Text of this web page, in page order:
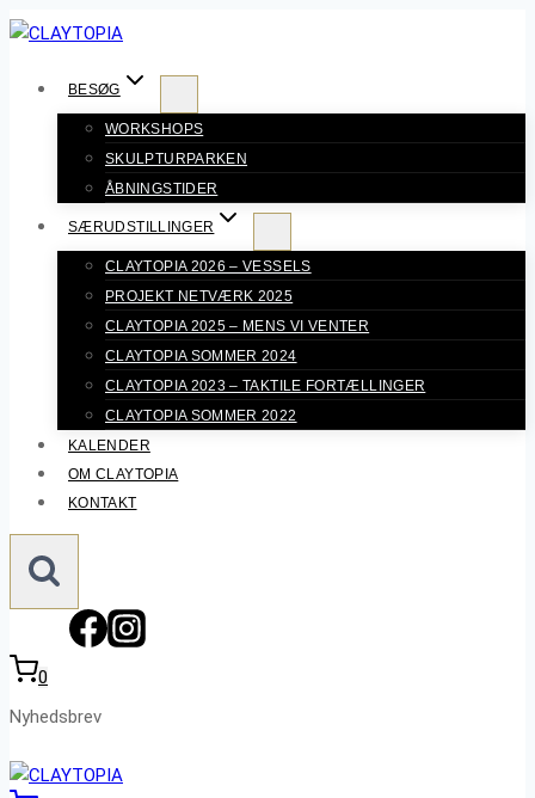
Fortsæt
BESØG
WORKSHOPS
SKULPTURPARKEN
ÅBNINGSTIDER
SÆRUDSTILLINGER
CLAYTOPIA 2026 – VESSELS
PROJEKT NETVÆRK 2025
CLAYTOPIA 2025 – MENS VI VENTER
CLAYTOPIA SOMMER 2024
CLAYTOPIA 2023 – TAKTILE FORTÆLLINGER
CLAYTOPIA SOMMER 2022
KALENDER
OM CLAYTOPIA
KONTAKT
0
Nyhedsbrev